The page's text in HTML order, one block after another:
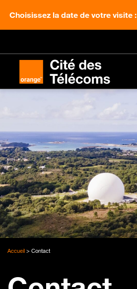
Choisissez la date de votre visite :
Accueil > Contact